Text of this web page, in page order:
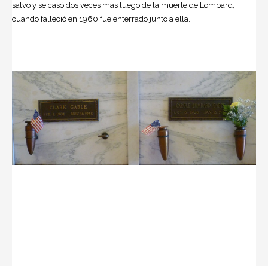
salvo y se casó dos veces más luego de la muerte de Lombard,
cuando falleció en 1960 fue enterrado junto a ella.